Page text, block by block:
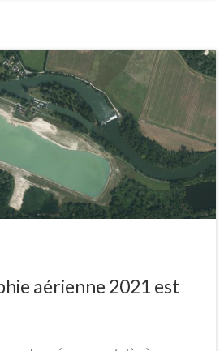
aérienne 2021 est